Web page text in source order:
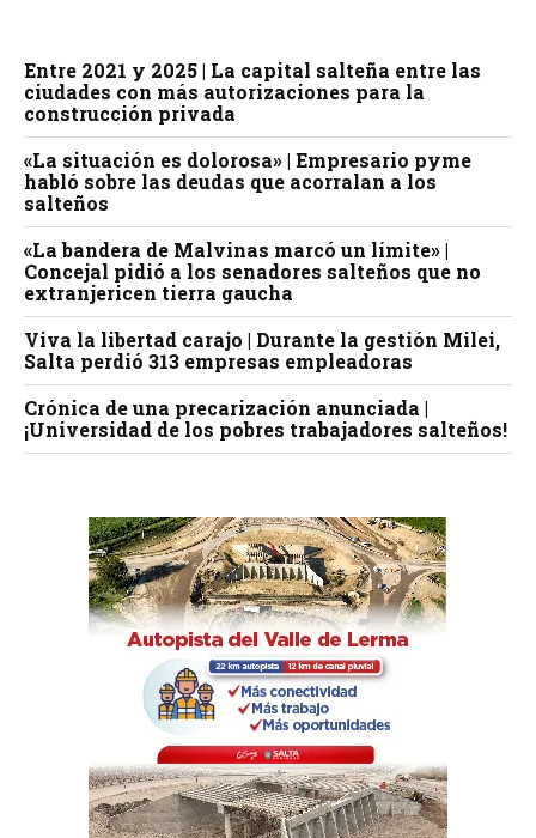
Entre 2021 y 2025 | La capital salteña entre las
ciudades con más autorizaciones para la
construcción privada
«La situación es dolorosa» | Empresario pyme
habló sobre las deudas que acorralan a los
salteños
«La bandera de Malvinas marcó un límite» |
Concejal pidió a los senadores salteños que no
extranjericen tierra gaucha
Viva la libertad carajo | Durante la gestión Milei,
Salta perdió 313 empresas empleadoras
Crónica de una precarización anunciada |
¡Universidad de los pobres trabajadores salteños!